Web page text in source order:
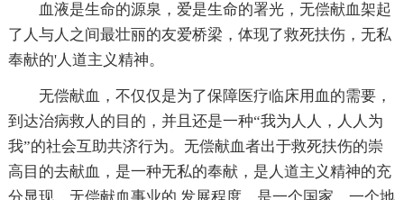
血液是生命的源泉，爱是生命的署光，无偿献血架起
了人与人之间最壮丽的友爱桥梁，体现了救死扶伤，无私
奉献的'人道主义精神。
无偿献血，不仅仅是为了保障医疗临床用血的需要，
到达治病救人的目的，并且还是一种“我为人人，人人为
我”的社会互助共济行为。无偿献血者出于救死扶伤的崇
高目的去献血，是一种无私的奉献，是人道主义精神的充